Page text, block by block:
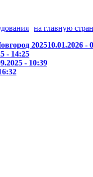
на главную
202510.01.2026 -
- 14:25
- 10:39